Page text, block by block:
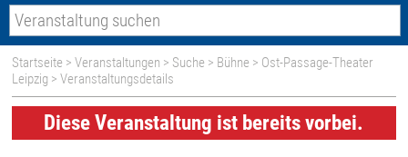
Startseite >Veranstaltungen > Suche > Bühne > Ost-Passage-Theater
Leipzig > Veranstaltungsdetails
Diese Veranstaltung ist bereits vorbei.